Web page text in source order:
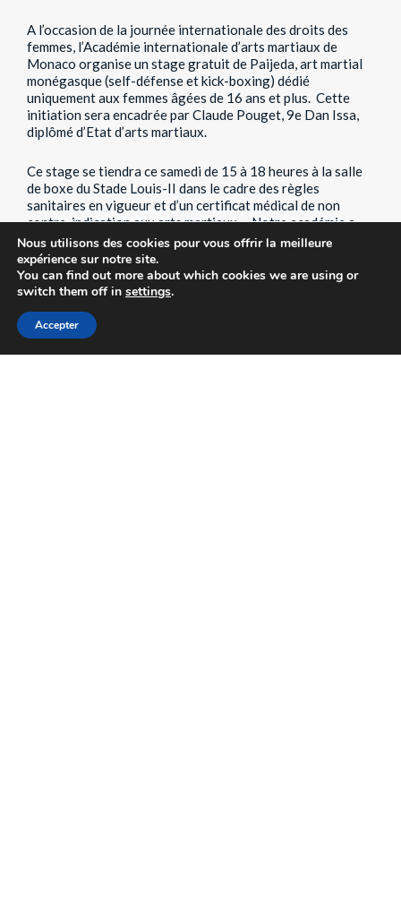
A l’occasion de la journée internationale des droits des
femmes, l’Académie internationale d’arts martiaux de
Monaco organise un stage gratuit de Paijeda, art martial
monégasque (self-défense et kick-boxing) dédié
uniquement aux femmes âgées de 16 ans et plus. Cette
initiation sera encadrée par Claude Pouget, 9e Dan Issa,
diplômé d’Etat d’arts martiaux.
Ce stagese tiendra ce samedi de 15 à 18 heures à la salle
de boxe du Stade Louis-II dans le cadre des règles
sanitaires en vigueur et d’un certificat médical de non
contre-indication aux arts martiaux. « Notre académie a
souhaité s’associer à cette journée dédiée aux femmes par
ce stage d’initiation au Pàijeda, qui sera à la fois un
moment de convivialité et de découverte de notre art
martial monégasque », assure Claude Pouget.
Avec un nombre de places limité, il est impératif de
Nous utilisons des cookies pour vous offrir la meilleure
expérience sur notre site.
You can find out more about which cookies we are using or
switch them off in settings.
Accepter